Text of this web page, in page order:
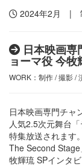
2024年2月 |
日本映画専
ョーマ役 今
WORK：制作 / 撮影 /
日本映画専門チャ
人気2.5次元舞台
特集放送されます
The Second
牧輝琉 SPインタ